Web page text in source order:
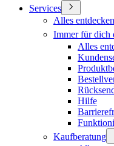
Services
Alles entdecken
Immer für dich
Alles
Hilfe
Kaufberatung